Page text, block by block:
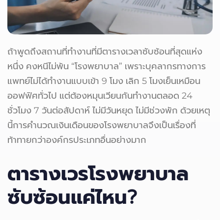
ถ้าพูดถึงสถานที่ทำงานที่มีตารางเวลาซับซ้อนที่สุดแห่ง
หนึ่ง คงหนีไม่พ้น “โรงพยาบาล” เพราะบุคลากรทางการ
แพทย์ไม่ได้ทำงานแบบเข้า 9 โมง เลิก 5 โมงเย็นเหมือน
ออฟฟิศทั่วไป แต่ต้องหมุนเวียนกันทำงานตลอด 24
ชั่วโมง 7 วันต่อสัปดาห์ ไม่มีวันหยุด ไม่มีช่วงพัก ด้วยเหตุ
นี้การคำนวณเงินเดือนของโรงพยาบาลจึงเป็นเรื่องที่
ท้าทายกว่าองค์กรประเภทอื่นอย่างมาก
ตารางเวรโรงพยาบาล
ซับซ้อนแค่ไหน?